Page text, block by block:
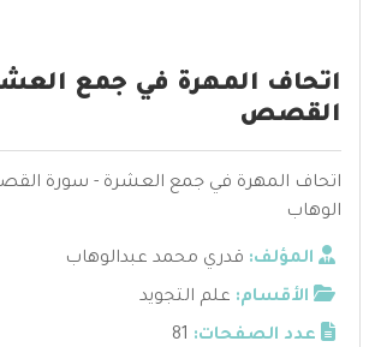
اتحاف المهرة في جمع
القصص
اتحاف المهرة في جمع العشرة - سورة
الوهاب
المؤلف: قدري محمد عبدالوهاب
الأقسام: علم التجويد
عدد الصفحات: 81